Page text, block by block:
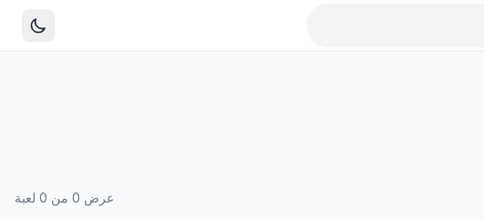
عرض 0 من 0 لعبة